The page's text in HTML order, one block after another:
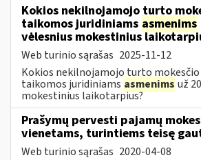
Kokios nekilnojamojo turto
taikomos juridiniams asmenims
vėlesnius mokestinius
Web turinio sąrašas 2025-11-12
Kokios nekilnojamojo turto
taikomos juridiniams asmenims už
mokestinius laikotarpius?
Prašymų pervesti pajamų
vienetams, turintiems teisę
Web turinio sąrašas 2020-04-08